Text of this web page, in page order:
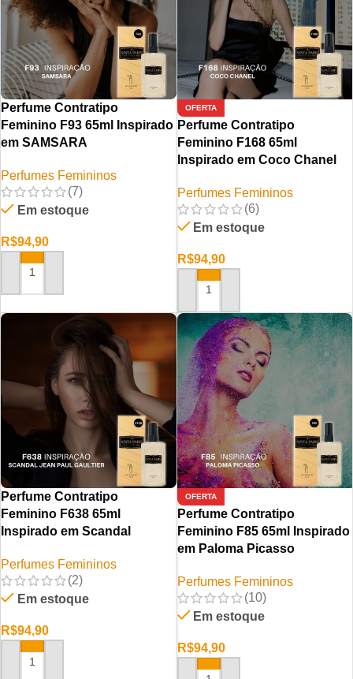
Perfume Contratipo
Feminino F93 65ml Inspirado
em SAMSARA
Perfumes Femininos
(7)
Em estoque
R$94,90
ADICIONAR AO CARRINHO
OFERTA
Perfume Contratipo
Feminino F168 65ml
Inspirado em Coco Chanel
Perfumes Femininos
(6)
Em estoque
R$94,90
ADICIONAR AO CARRINHO
Perfume Contratipo
Feminino F638 65ml
Inspirado em Scandal
Perfumes Femininos
(2)
Em estoque
R$94,90
ADICIONAR AO CARRINHO
OFERTA
Perfume Contratipo
Feminino F85 65ml Inspirado
em Paloma Picasso
Perfumes Femininos
(10)
Em estoque
R$94,90